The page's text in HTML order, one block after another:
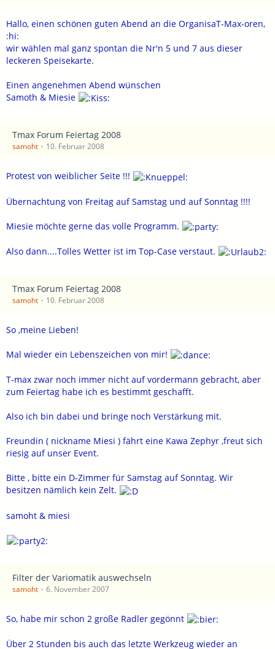
Hallo, einen schönen guten Abend an die OrganisaT-Max-oren,
:hi:
wir wählen mal ganz spontan die Nr'n 5 und 7 aus dieser
leckeren Speisekarte.
Einen angenehmen Abend wünschen
Samoth & Miesie
Tmax Forum Feiertag 2008
samoht 10. Februar 2008
Protest von weiblicher Seite !!!
Übernachtung von Freitag auf Samstag und auf Sonntag !!!!
Miesie möchte gerne das volle Programm.
Also dann....Tolles Wetter ist im Top-Case verstaut.
Tmax Forum Feiertag 2008
samoht 10. Februar 2008
So ,meine Lieben!
Mal wieder ein Lebenszeichen von mir!
T-max zwar noch immer nicht auf vordermann gebracht, aber
zum Feiertag habe ich es bestimmt geschafft.
Also ich bin dabei und bringe noch Verstärkung mit.
Freundin ( nickname Miesi ) fährt eine Kawa Zephyr ,freut sich
riesig auf unser Event.
Bitte , bitte ein D-Zimmer für Samstag auf Sonntag. Wir
besitzen nämlich kein Zelt.
samoht & miesi
Filter der Variomatik auswechseln
samoht 6. November 2007
So, habe mir schon 2 große Radler gegönnt
Über 2 Stunden bis auch das letzte Werkzeug wieder an